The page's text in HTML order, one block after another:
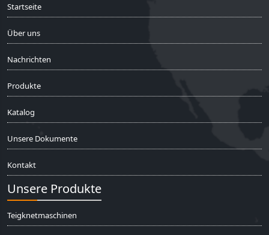
Startseite
Über uns
Nachrichten
Produkte
Katalog
Unsere Dokumente
Kontakt
Unsere Produkte
Teigknetmaschinen